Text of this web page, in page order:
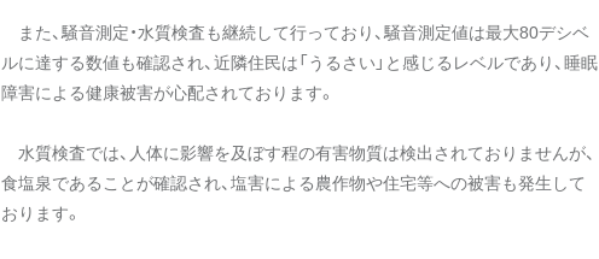
また、騒音測定・水質検査も継続して行っており、騒音測定値は最大80デシベ
ルに達する数値も確認され、近隣住民は「うるさい」と感じるレベルであり、睡眠
障害による健康被害が心配されております。
水質検査では、人体に影響を及ぼす程の有害物質は検出されておりませんが、
食塩泉であることが確認され、塩害による農作物や住宅等への被害も発生して
おります。